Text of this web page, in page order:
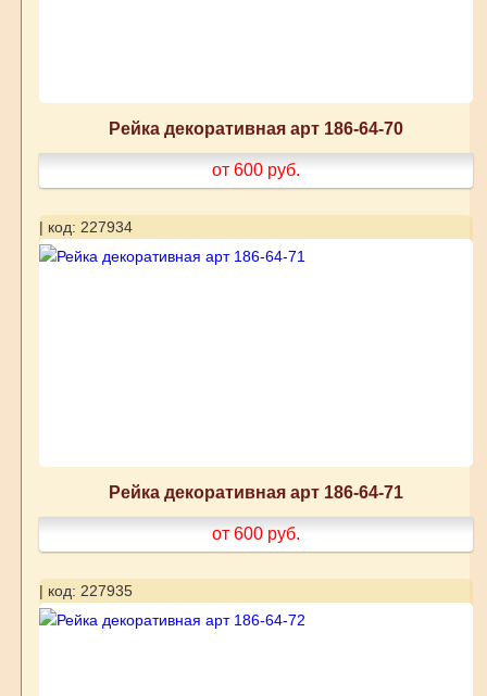
Рейка декоративная арт 186-64-70
от 600 руб.
| код: 227934
Рейка декоративная арт 186-64-71
от 600 руб.
| код: 227935